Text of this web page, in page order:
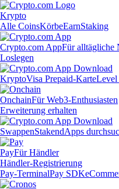
Krypto
Alle CoinsKörbeEarnStaking
Crypto.com AppFür alltägliche
Loslegen
KryptoVisa Prepaid-Karte
OnchainFür Web3-Enthusiasten
Erweiterung erhalten
SwappenStakendApps
PayFür Händler
Händler-Registrierung
Pay-TerminalPay SDK